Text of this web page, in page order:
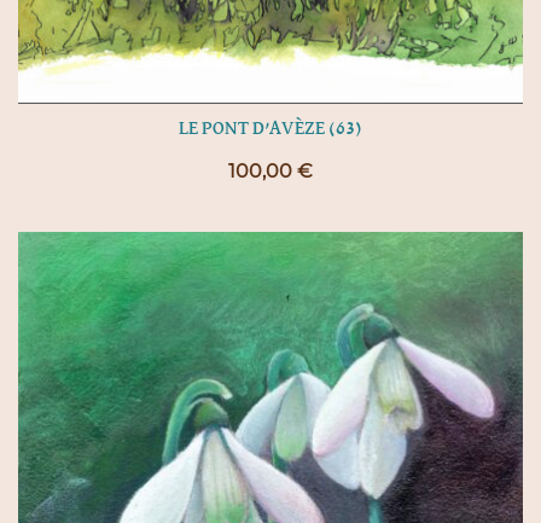
LE PONT D’AVÈZE (63)
100,00 €